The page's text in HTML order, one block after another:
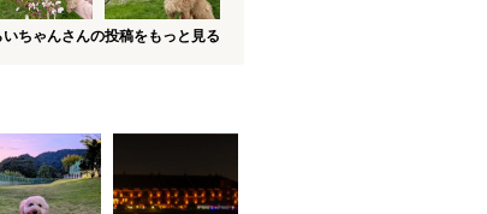
いちゃんさんの投稿をもっと見る